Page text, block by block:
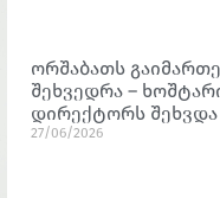
ორშაბათს
შეხვედრა –
დირექტორს შეხვდა
27/06/2026